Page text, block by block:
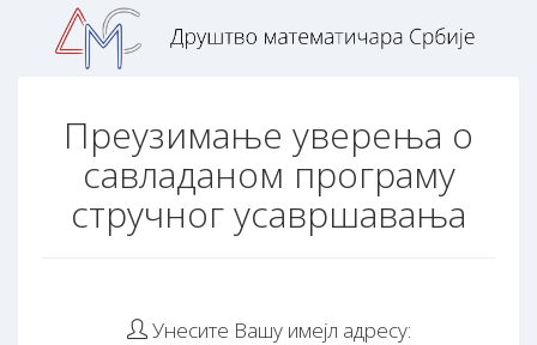
Преузимање уверења о
савладаном програму
стручног усавршавања
Унесите Вашу имејл адресу: